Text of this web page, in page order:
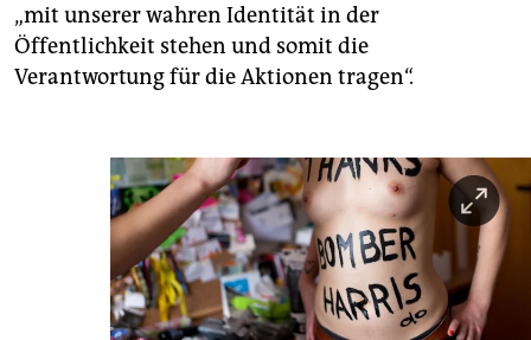
„mit unserer wahren Identität in der
Öffentlichkeit stehen und somit die
Verantwortung für die Aktionen tragen“.